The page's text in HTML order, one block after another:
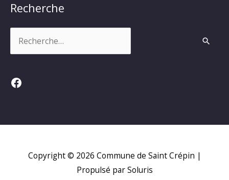
Recherche
Facebook
Copyright © 2026 Commune de Saint Crépin |
Propulsé par Soluris